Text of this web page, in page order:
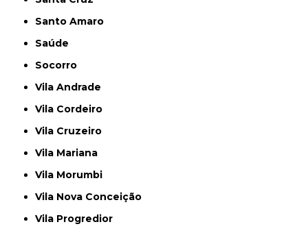
Santo Amaro
Saúde
Socorro
Vila Andrade
Vila Cordeiro
Vila Cruzeiro
Vila Mariana
Vila Morumbi
Vila Nova Conceição
Vila Progredior